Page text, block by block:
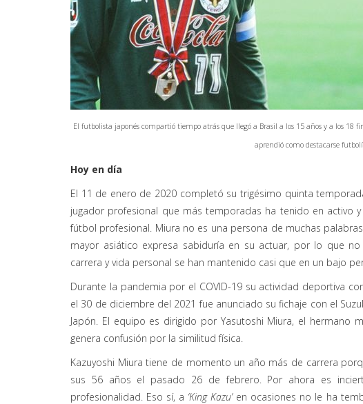
El futbolista japonés compartió tiempo atrás que llegó a Brasil a los 15 años y a los
aprendió como destacarse
Hoy en día
El 11 de enero de 2020 completó su trigésimo quinta
jugador profesional que más temporadas ha tenido en activo
fútbol profesional. Miura no es una persona de muchas
mayor asiático expresa sabiduría en su actuar, por lo que
carrera y vida personal se han mantenido casi que en un bajo
Durante la pandemia por el COVID-19 su actividad deportiva
el 30 de diciembre del 2021 fue anunciado su fichaje con el
Japón. El equipo es dirigido por Yasutoshi Miura, el hermano
genera confusión por la similitud física.
Kazuyoshi Miura tiene de momento un año más de carrera
sus 56 años el pasado 26 de febrero. Por ahora es
profesionalidad. Eso sí, a ‘King Kazu’en ocasiones no le ha